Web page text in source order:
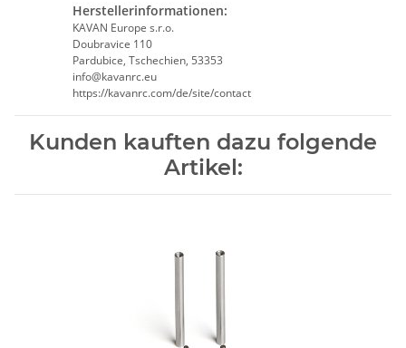
Herstellerinformationen:
KAVAN Europe s.r.o.
Doubravice 110
Pardubice, Tschechien, 53353
info@kavanrc.eu
https://kavanrc.com/de/site/contact
Kunden kauften dazu folgende
Artikel: